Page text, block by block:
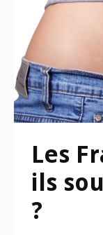
Les
ils
?